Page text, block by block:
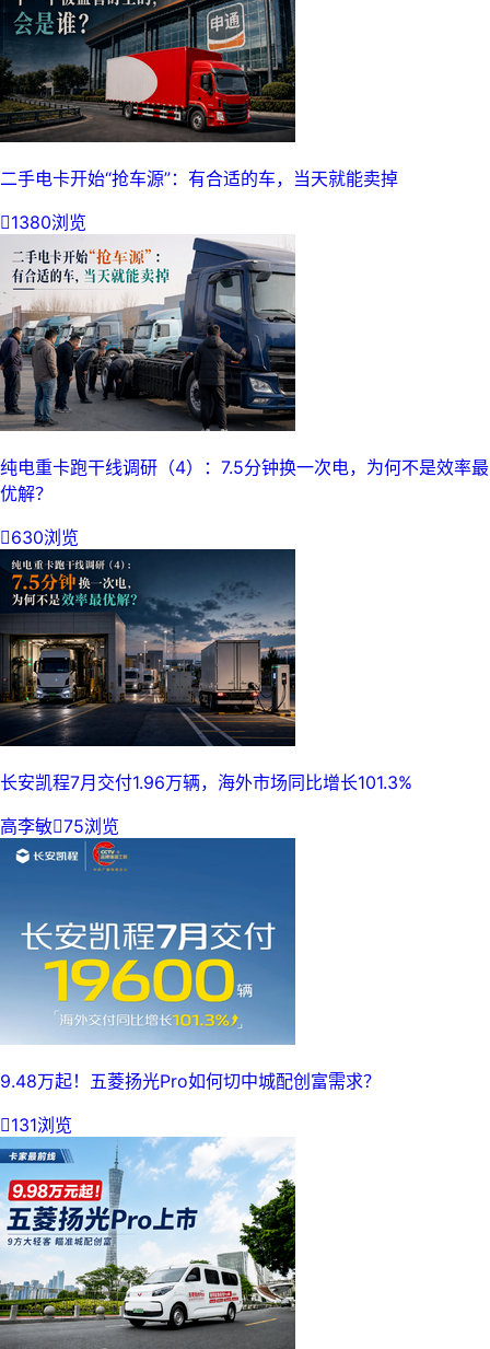
二手电卡开始“抢车源”：有合适的车，当天就能卖掉
1380浏览
纯电重卡跑干线调研（4）：7.5分钟换一次电，为何不是效率最
优解？
630浏览
长安凯程7月交付1.96万辆，海外市场同比增长101.3%
高李敏75浏览
9.48万起！五菱扬光Pro如何切中城配创富需求？
131浏览